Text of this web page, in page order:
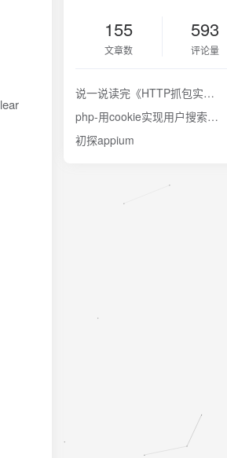
155
文章数
593
评论量
说一说读完《HTTP抓包实战》这本书的感觉，又称读后感
php-用cookie实现用户搜索记录
初探appium